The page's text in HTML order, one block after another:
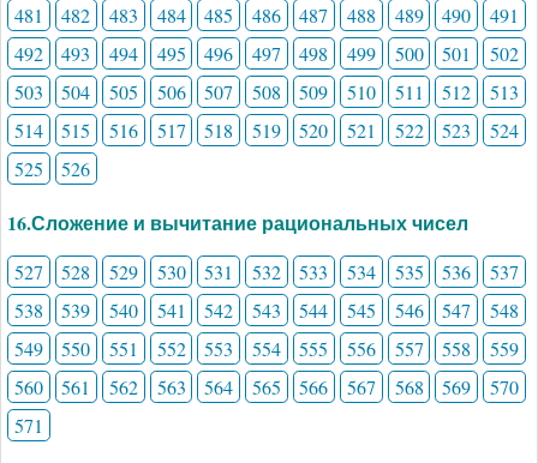
481 482 483 484 485 486 487 488 489 490
491
492
493 494 495 496 497 498 499 500 501
502
503
504 505 506 507 508 509 510 511 512
513
514
515 516 517 518 519 520 521 522 523
524
525
526
16.Сложение и вычитание рациональных чисел
527 528 529 530 531 532 533 534 535 536
537
538
539 540 541 542 543 544 545 546 547
548
549
550 551 552 553 554 555 556 557 558
559
560
561 562 563 564 565 566 567 568 569
570
571